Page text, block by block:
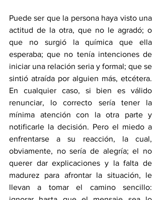
Puede ser que la persona haya visto una
actitud de la otra, que no le agradó; o
que no surgió la química que ella
esperaba; que no tenía intenciones de
iniciar una relación seria y formal; que se
sintió atraída por alguien más, etcétera.
En cualquier caso, si bien es válido
renunciar, lo correcto sería tener la
mínima atención con la otra parte y
notificarle la decisión. Pero el miedo a
enfrentarse a su reacción, la cual,
obviamente, no sería de alegría; el no
querer dar explicaciones y la falta de
madurez para afrontar la situación, le
llevan a tomar el camino sencillo: